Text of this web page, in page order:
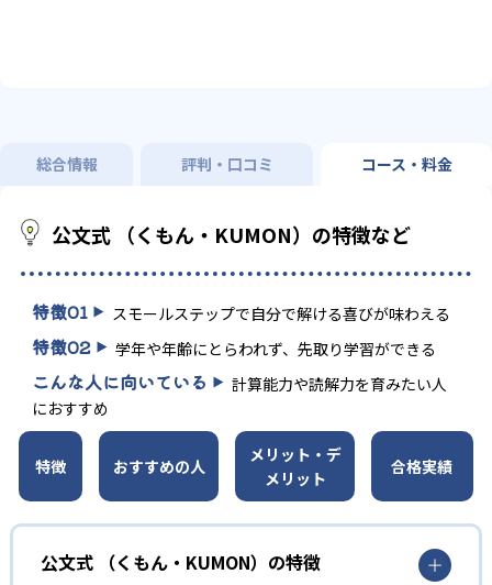
総合情報 評判・口コミ コース・料金
公文式 （くもん・KUMON）の特徴など
特徴01 スモールステップで自分で解ける喜びが味わえる
特徴02 学年や年齢にとらわれず、先取り学習ができる
こんな人に向いている
計算能力や読解力を育みたい人
におすすめ
特徴 おすすめの人
メリット・デ
メリット
合格実績
公文式 （くもん・KUMON）の特徴